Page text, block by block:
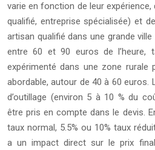
varie en fonction de leur
qualifié, entreprise spécialisée) et
artisan qualifié dans une grande
entre 60 et 90 euros de l’heure,
expérimenté dans une zone
abordable, autour de 40 à 60
d’outillage (environ 5 à 10 % du
être pris en compte dans le devis.
taux normal, 5.5% ou 10% taux
a un impact direct sur le prix